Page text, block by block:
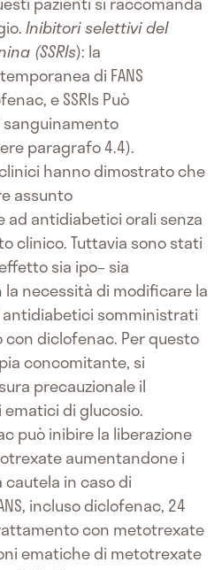
Inibitori selettivi del
(SSRIs): la
di FANS
e SSRIs Può
paragrafo 4.4).
hanno dimostrato che
assunto
antidiabetici orali senza
clinico. Tuttavia sono stati
sia ipo– sia
necessità di modificare la
somministrati
diclofenac. Per questo
concomitante, si
precauzionale il
di glucosio.
può inibire la liberazione
aumentandone i
cautela in caso di
incluso diclofenac, 24
con metotrexate
ematiche di metotrexate